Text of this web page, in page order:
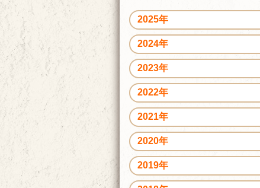
2025年
2024年
2023年
2022年
2021年
2020年
2019年